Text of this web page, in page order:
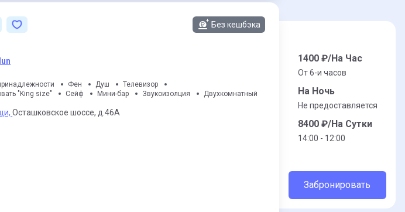
Без кешбэка
Фен Душ
Телевизор
"King size"
Сейф Мини-бар Звукоизолция Двухкомнатный
Осташковское шоссе, д.46А
1400₽/На Час
От 6-и часов
На Ночь
Не предоставляется
8400₽/На Сутки
14:00 - 12:00
Забронировать